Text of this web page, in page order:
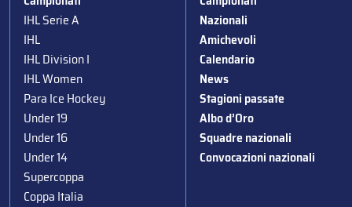
IHL Serie A
IHL
IHL Division I
IHL Women
Para Ice Hockey
Under 19
Under 16
Under 14
Supercoppa
Coppa Italia
Nazionali
Amichevoli
Calendario
News
Stagioni passate
Albo d’Oro
Squadre nazionali
Convocazioni nazionali